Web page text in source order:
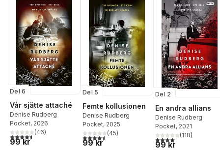
Del 6
Vår sjätte attaché
Denise Rudberg
Pocket, 2026
4,5utav 5 stjärnor. Totalt antal röster:
(46)
99 kr
Del 5
Femte kollusionen
Denise Rudberg
Pocket, 2025
4,5utav 5 stjärnor. Totalt antal röster:
(45)
99 kr
Del 2
En andra allians
Denise Rudberg
Pocket, 2021
4,1utav 5 stjärnor.
(118)
99 kr